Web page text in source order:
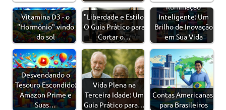
Vitamina D3 - o
"Hormônio" vindo
do sol
"Liberdade e Estilo:
O Guia Prático para
Cortar o…
Iluminação
Inteligente: Um
Brilho de Inovação
em Sua Vida
Desvendando o
Tesouro Escondido:
Amazon Prime e
Suas…
Vida Plena na
Terceira Idade: Um
Guia Prático para…
Contas Americanas,
para Brasileiros